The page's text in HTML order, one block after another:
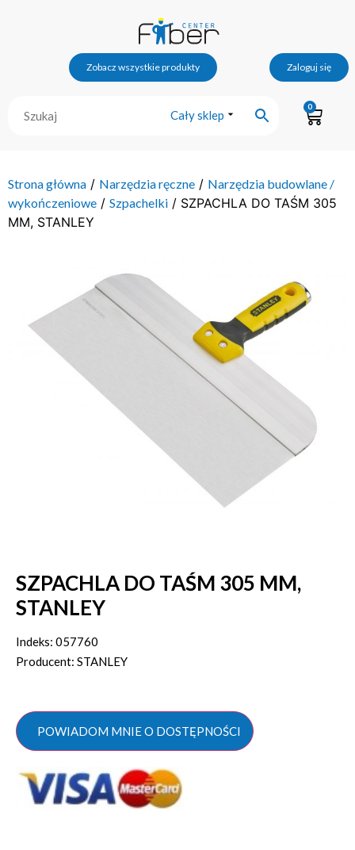
Zobacz wszystkie produkty Zaloguj się
Cały sklep
0
Strona główna / Narzędzia ręczne / Narzędzia budowlane /
wykończeniowe / Szpachelki / SZPACHLA DO TAŚM 305
MM, STANLEY
SZPACHLA DO TAŚM 305 MM,
STANLEY
Indeks: 057760
Producent: STANLEY
POWIADOM MNIE O DOSTĘPNOŚCI